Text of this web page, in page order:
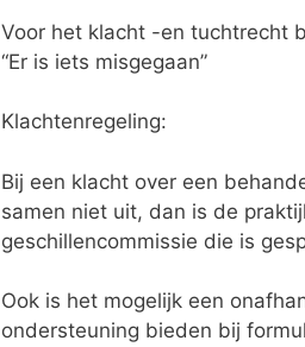
Voor het klacht -en tuchtrecht
“Er is iets misgegaan”
Klachtenregeling:
Bij een klacht over een
samen niet uit, dan is de
geschillencommissie die is
Ook is het mogelijk een
ondersteuning bieden bij